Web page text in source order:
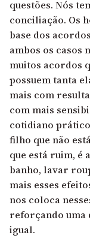
questões. Nós
conciliação. Os
base dos
ambos os casos
muitos acordos
possuem tanta
mais com
com mais
cotidiano
filho que não
que está ruim, é
banho, lavar
mais esses
nos coloca
reforçando uma
igual.